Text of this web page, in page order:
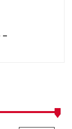
–